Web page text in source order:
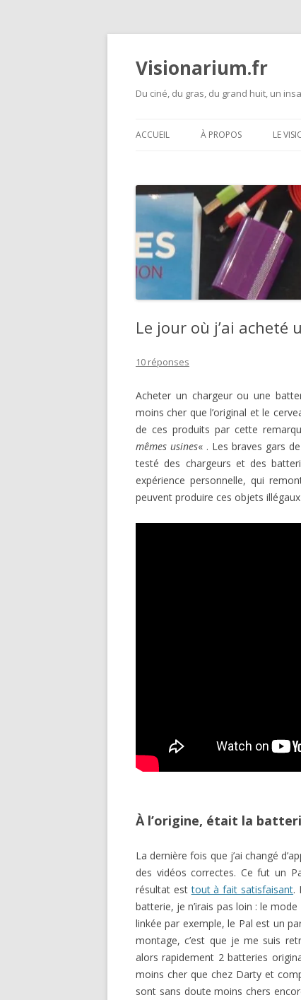
Visionarium.fr
Du ciné, du gras, du grand huit, un
ACCUEIL À PROPOS LE
Le jour où j’ai acheté
10 réponses
Acheter un chargeur ou une
moins cher que l’original et le
de ces produits par cette
mêmes usines« . Les braves gars
testé des chargeurs et des
expérience personnelle, qui
peuvent produire ces objets illégaux
À l’origine, était la
La dernière fois que j’ai changé
des vidéos correctes. Ce fut un
résultat esttout à fait satisfaisant.
batterie, je n’irais pas loin : le
linkée par exemple, le Pal est un
montage, c’est que je me suis
alors rapidement 2 batteries
moins cher que chez Darty et
sont sans doute moins chers